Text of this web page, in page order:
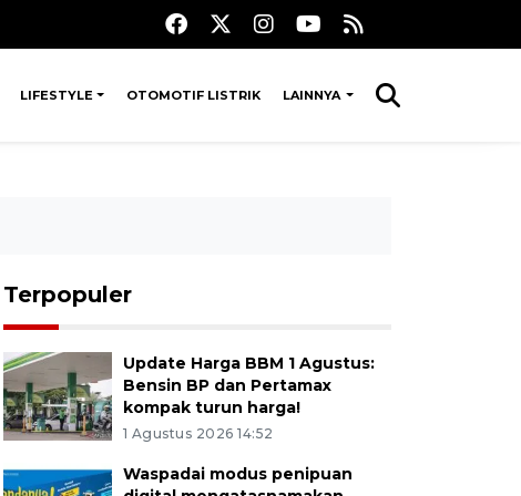
LIFESTYLE OTOMOTIF LISTRIK LAINNYA
Terpopuler
Update Harga BBM 1 Agustus:
Bensin BP dan Pertamax
kompak turun harga!
1 Agustus 2026 14:52
Waspadai modus penipuan